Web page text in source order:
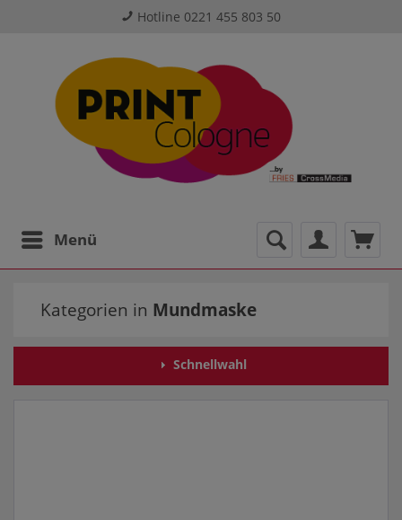
Hotline 0221 455 803 50
Menü
Kategorien in Mundmaske
Schnellwahl